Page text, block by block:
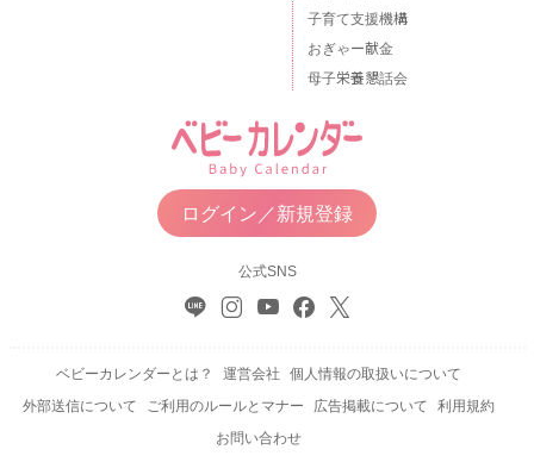
子育て支援機構
おぎゃー献金
母子栄養懇話会
ログイン／新規登録
公式SNS
ベビーカレンダーとは？ 運営会社
個人情報の取扱いについて
外部送信について
ご利用のルールとマナー 広告掲載について
利用規約
お問い合わせ